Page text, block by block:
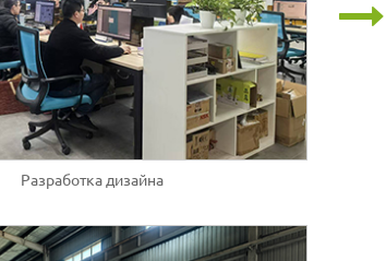
Разработка дизайна